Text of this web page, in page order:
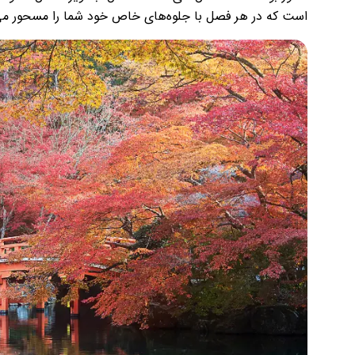
است که در هر فصل با جلوه‌های خاص خود شما را مسحور